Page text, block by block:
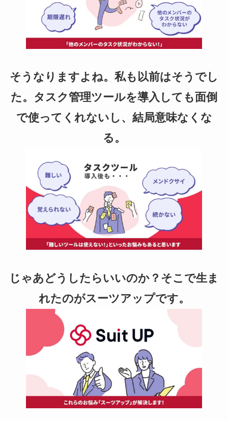
そうなりますよね。私も以前はそうでし
た。タスク管理ツールを導入しても面倒
で使ってくれないし、結局意味なくな
る。
じゃあどうしたらいいのか？そこで生ま
れたのがスーツアップです。